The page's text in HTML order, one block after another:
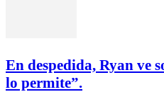
En despedida, Ryan ve
lo permite”.